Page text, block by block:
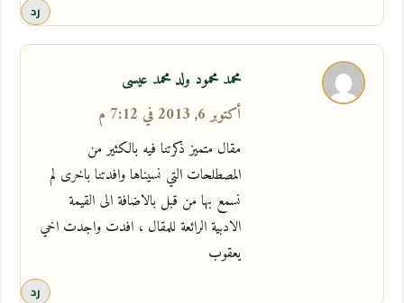
رد
محمد محمود ولد محمد عيسى
أكتوبر 6, 2013 في 7:12 م
مقال متميز ذكرتنا فيه بالكثير من
المصطلحات التي نسيناها وافدتنا باخرى لم
نسمع بها من قبل بالاضافة الى القيمة
الادبية الرائعة للمقال ، افدت واجدت اخي
يعقوب
رد